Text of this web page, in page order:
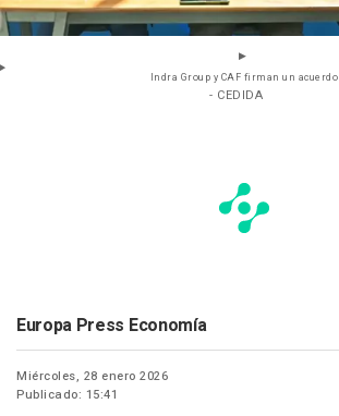
Indra Group y CAF firman un acuerdo
- CEDIDA
Europa Press Economía
Miércoles, 28 enero 2026
Publicado: 15:41